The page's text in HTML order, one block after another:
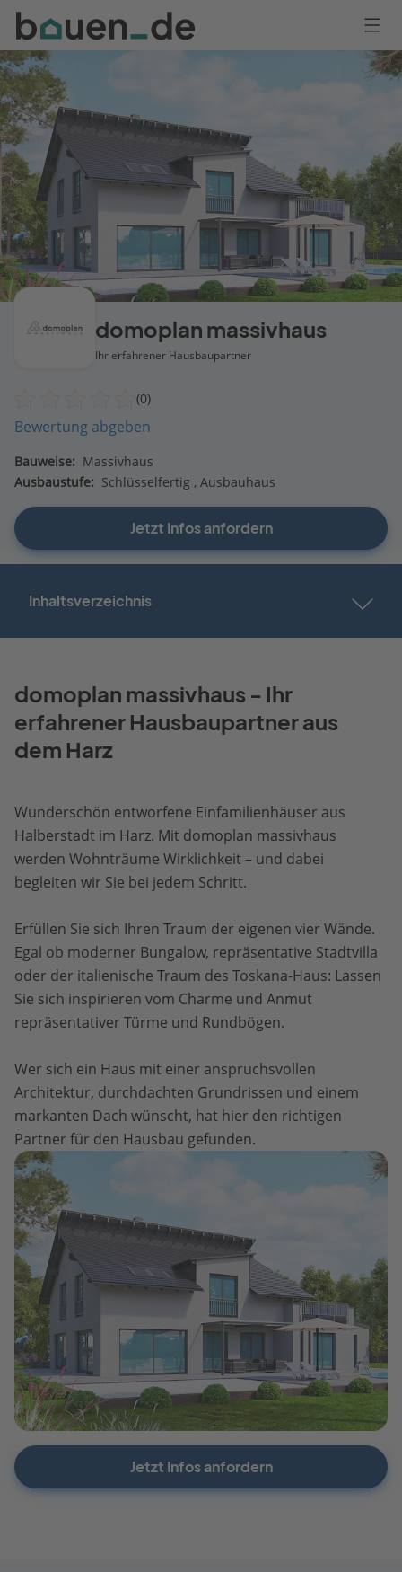
Bauen
Logo
Anmelden
domoplan massivhaus
Ihr erfahrener Hausbaupartner
(0)
Bewertung abgeben
Bauweise: Massivhaus
Ausbaustufe: Schlüsselfertig Ausbauhaus
Jetzt Infos anfordern
Inhaltsverzeichnis
domoplan massivhaus - Ihr
erfahrener Hausbaupartner aus
dem Harz
Wunderschön entworfene Einfamilienhäuser aus
Halberstadt im Harz. Mit domoplan massivhaus
werden Wohnträume Wirklichkeit – und dabei
begleiten wir Sie bei jedem Schritt.
Erfüllen Sie sich Ihren Traum der eigenen vier Wände.
Egal ob moderner Bungalow, repräsentative Stadtvilla
oder der italienische Traum des Toskana-Haus: Lassen
Sie sich inspirieren vom Charme und Anmut
repräsentativer Türme und Rundbögen.
Wer sich ein Haus mit einer anspruchsvollen
Architektur, durchdachten Grundrissen und einem
markanten Dach wünscht, hat hier den richtigen
Partner für den Hausbau gefunden.
Jetzt Infos anfordern